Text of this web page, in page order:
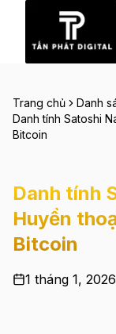
Trang chủ
Danh
Danh tính Satoshi
Bitcoin
Danh tính
Huyền
Bitcoin
1 tháng 1, 2026